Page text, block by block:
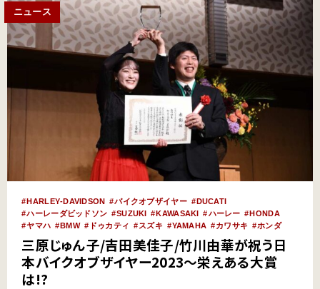
ニュース
HARLEY‐DAVIDSON バイクオブザイヤー
DUCATI
ハーレーダビッドソン
SUZUKI KAWASAKI ハーレー
HONDA
ヤマハ
BMW ドゥカティ スズキ YAMAHA カワサキ ホンダ
三原じゅん子/吉田美佳子/竹川由華が祝う日
本バイクオブザイヤー2023〜栄えある大賞
は!?